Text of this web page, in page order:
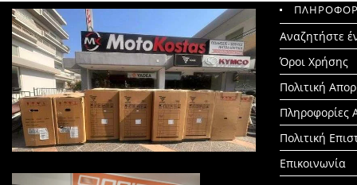
Αναζητήστε
Search
for:
Όροι Χρήσης
Πολιτική
Πληροφορίες
Πολιτική
Επικοινωνία